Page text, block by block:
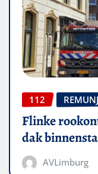
112 REMUNJ
Flinke
dak
AVLimburg